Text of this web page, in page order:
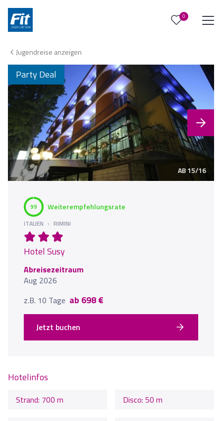
0
Keine Reisen auf der Merkliste
Jugendreise anzeigen
Party Deal
AB 15/16
99 Weiterempfehlungsrate
ITALIEN RIMINI
Hotel Susy
Abreisezeitraum
Aug 2026
z.B. 10 Tage ab 698 €
Jetzt buchen
Hotelinfos
Strand: 700 m Disco: 50 m